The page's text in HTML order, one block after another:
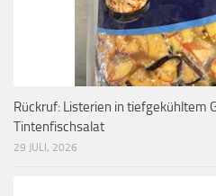
Rückruf: Listerien in tiefgekühltem
Tintenfischsalat
29 JULI, 2026